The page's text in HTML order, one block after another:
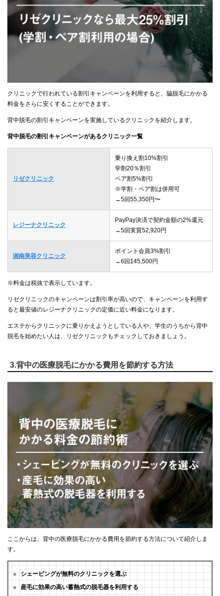
クリニックで行われている割引キャンペーンを利用すると、脇脱毛にかかる
料金をさらに安くすることができます。
背中脱毛の割引キャンペーンを実施しているクリニックを紹介します。
背中脱毛の割引キャンペーンがあるクリニック一覧
リゼクリニック
乗り換え割10%割引
学割20％割引
ペア割5%割引
※学割・ペア割は併用可
→5回55,350円〜
レジーナクリニック
PayPay決済で契約金額の2%還元
→5回実質52,920円
湘南美容クリニック
ポイント会員3%割引
→6回145,500円
※料金は税抜で表示しています。
リゼクリニックのキャンペーンは割引率が高いので、キャンペーンを利用す
ると最安値のレジーナクリニックの定価に近い料金になります。
エステからクリニックに乗りかえようとしている人や、学生のうちから背中
脱毛を始めたい人は、リゼクリニックもチェックしておきましょう。
3.背中の医療脱毛にかかる費用を節約する方法
ここからは、背中の医療脱毛にかかる費用を節約する方法について紹介しま
す。
シェービングが無料のクリニックを選ぶ
産毛に効果の高い蓄熱式の脱毛器を利用する